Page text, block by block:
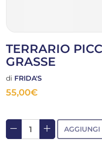
TERRARIO
GRASSE
di FRIDA'S
55,00€
remove add AGGIUNGI